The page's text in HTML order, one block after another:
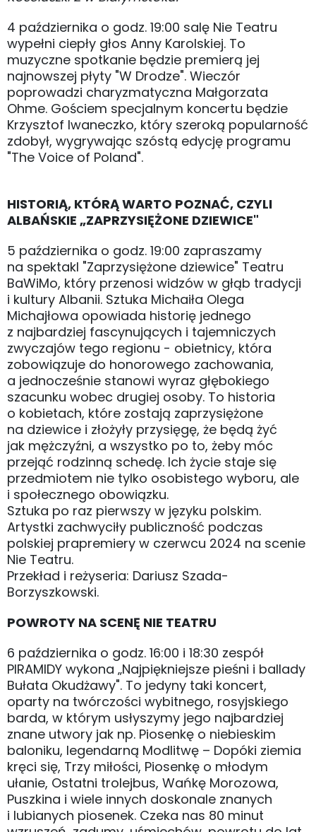
4 października o godz. 19:00 salę Nie Teatru
wypełni ciepły głos Anny Karolskiej. To
muzyczne spotkanie będzie premierą jej
najnowszej płyty "W Drodze". Wieczór
poprowadzi charyzmatyczna Małgorzata
Ohme. Gościem specjalnym koncertu będzie
Krzysztof Iwaneczko, który szeroką popularność
zdobył, wygrywając szóstą edycję programu
"The Voice of Poland".
HISTORIĄ, KTÓRĄ WARTO POZNAĆ, CZYLI
ALBAŃSKIE „ZAPRZYSIĘŻONE DZIEWICE"
5 października o godz. 19:00 zapraszamy
na spektakl "Zaprzysiężone dziewice" Teatru
BaWiMo, który przenosi widzów w głąb tradycji
i kultury Albanii. Sztuka Michaiła Olega
Michajłowa opowiada historię jednego
z najbardziej fascynujących i tajemniczych
zwyczajów tego regionu - obietnicy, która
zobowiązuje do honorowego zachowania,
a jednocześnie stanowi wyraz głębokiego
szacunku wobec drugiej osoby. To historia
o kobietach, które zostają zaprzysiężone
na dziewice i złożyły przysięgę, że będą żyć
jak mężczyźni, a wszystko po to, żeby móc
przejąć rodzinną schedę. Ich życie staje się
przedmiotem nie tylko osobistego wyboru, ale
i społecznego obowiązku.
Sztuka po raz pierwszy w języku polskim.
Artystki zachwyciły publiczność podczas
polskiej prapremiery w czerwcu 2024 na scenie
Nie Teatru.
Przekład i reżyseria: Dariusz Szada-
Borzyszkowski.
POWROTY NA SCENĘ NIE TEATRU
6 października o godz. 16:00 i 18:30 zespół
PIRAMIDY wykona „Najpiękniejsze pieśni i ballady
Bułata Okudżawy". To jedyny taki koncert,
oparty na twórczości wybitnego, rosyjskiego
barda, w którym usłyszymy jego najbardziej
znane utwory jak np. Piosenkę o niebieskim
baloniku, legendarną Modlitwę – Dopóki ziemia
kręci się, Trzy miłości, Piosenkę o młodym
ułanie, Ostatni trolejbus, Wańkę Morozowa,
Puszkina i wiele innych doskonale znanych
i lubianych piosenek. Czeka nas 80 minut